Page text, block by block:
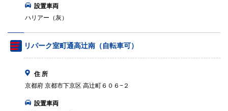
設置車両
ハリアー（灰）
リパーク室町通高辻南（自転車可）
住 所
京都府 京都市下京区 高辻町６０６−２
設置車両